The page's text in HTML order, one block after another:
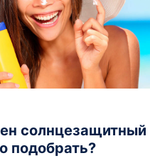
солнцезащитный
подобрать?